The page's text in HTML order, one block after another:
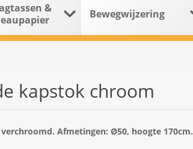
&
Bewegwijzering
kapstok chroom
Afmetingen: Ø50, hoogte 170cm.